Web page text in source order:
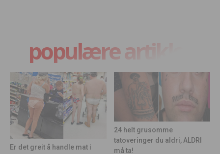
populære artikler
Er det greit å handle mat i
24 helt grusomme
tatoveringer du aldri, ALDRI
må ta!